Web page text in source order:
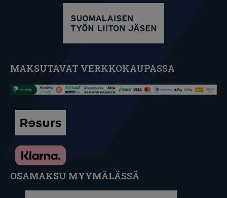
MAKSUTAVAT VERKKOKAUPASSA
OSAMAKSU MYYMÄLÄSSÄ